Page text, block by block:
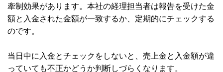
牽制効果があります。本社の経理担当者は報告を受けた金
額と入金された金額が一致するか、定期的にチェックする
のです。
当日中に入金とチェックをしないと、売上金と入金額が違
っていても不正かどうか判断しづらくなります。